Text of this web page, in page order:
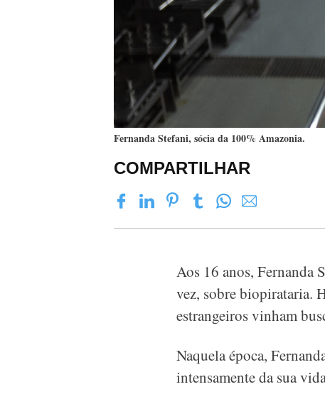
Fernanda Stefani, sócia da 100% Amazonia.
COMPARTILHAR
Aos 16 anos, Fernanda
vez, sobre biopirataria.
estrangeiros vinham
Naquela época,
intensamente da sua